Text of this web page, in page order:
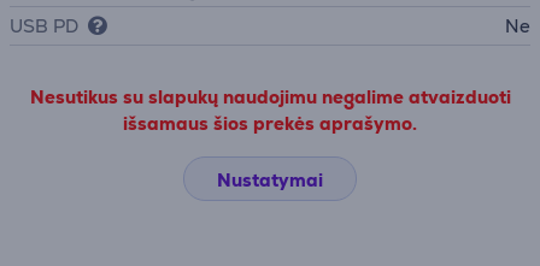
USB PD
Ne
Nesutikus su slapukų naudojimu negalime atvaizduoti
išsamaus šios prekės aprašymo.
Nustatymai